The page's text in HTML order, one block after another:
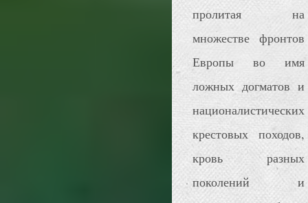
пролитая на
множестве фронтов
Европы во имя
ложных догматов и
националистических
крестовых походов,
кровь разных
поколений и